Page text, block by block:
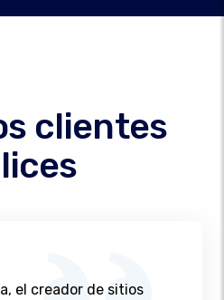
clientes
el creador de sitios